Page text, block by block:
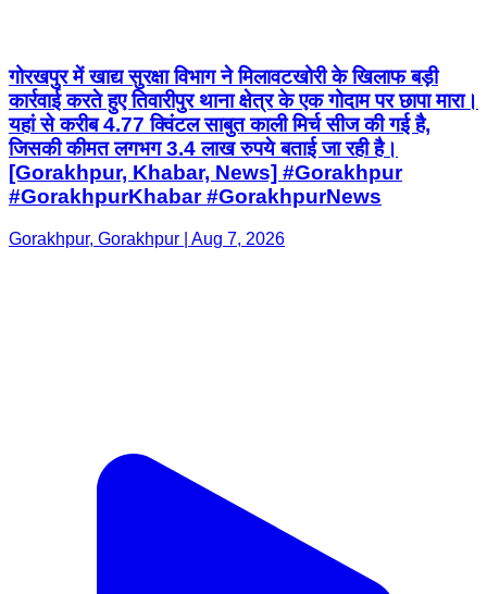
गोरखपुर में खाद्य सुरक्षा विभाग ने मिलावटखोरी के खिलाफ बड़ी
कार्रवाई करते हुए तिवारीपुर थाना क्षेत्र के एक गोदाम पर छापा मारा।
यहां से करीब 4.77 क्विंटल साबुत काली मिर्च सीज की गई है,
जिसकी कीमत लगभग 3.4 लाख रुपये बताई जा रही है।
[Gorakhpur, Khabar, News] #Gorakhpur
#GorakhpurKhabar #GorakhpurNews
Gorakhpur, Gorakhpur | Aug 7, 2026